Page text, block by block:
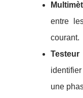
entre
courant.
une